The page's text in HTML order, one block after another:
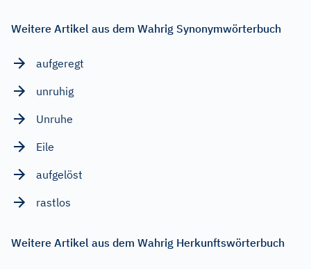
Weitere Artikel aus dem Wahrig Synonymwörterbuch
aufgeregt
unruhig
Unruhe
Eile
aufgelöst
rastlos
Weitere Artikel aus dem Wahrig Herkunftswörterbuch